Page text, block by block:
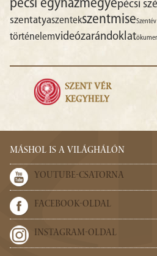
pécsi egyházmegyepécsi
szentatyaszentekszentmise
történelemvideózarándoklat
MÁSHOL IS A VILÁGHÁLÓN
YOUTUBE-CSATORNA
FACEBOOK-OLDAL
INSTAGRAM-OLDAL